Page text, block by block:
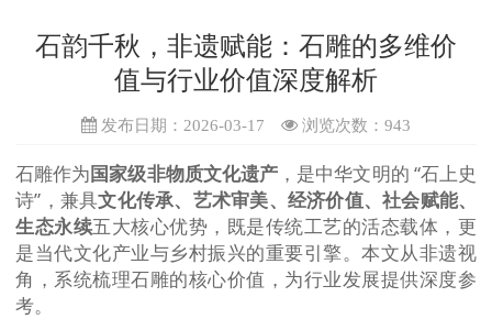
石韵千秋，非遗赋能：石雕的多维价
值与行业价值深度解析
发布日期：2026-03-17 浏览次数： 943
石雕作为国家级非物质文化遗产 ，是中华文明的 “石上史
诗”，兼具文化传承、艺术审美、经济价值、社会赋能、
生态永续五大核心优势，既是传统工艺的活态载体，更
是当代文化产业与乡村振兴的重要引擎。本文从非遗视
角，系统梳理石雕的核心价值，为行业发展提供深度参
考。